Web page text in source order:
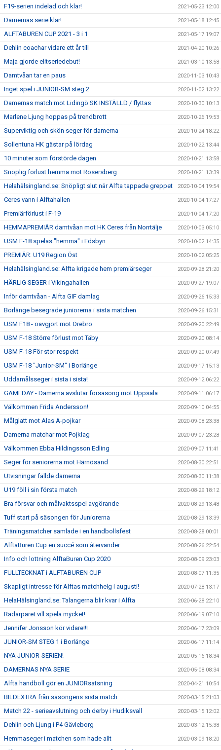
F19-serien indelad och klar! 2021-05-23 12:00
Damernas serie klar! 2021-05-18 12:45
ALFTABUREN CUP 2021 - 3 i 1 2021-05-17 19:07
Dehlin coachar vidare ett år till 2021-04-20 10:26
Maja gjorde elitseriedebut! 2021-03-10 13:58
Damtvåan tar en paus 2020-11-03 10:43
Inget spel i JUNIOR-SM steg 2 2020-11-02 13:22
Damernas match mot Lidingö SK INSTÄLLD / flyttas 2020-10-30 10:13
Marlene Ljung hoppas på trendbrott 2020-10-26 19:53
Superviktig och skön seger för damerna 2020-10-24 18:22
Sollentuna HK gästar på lördag 2020-10-22 13:44
10 minuter som förstörde dagen 2020-10-21 13:58
Snöplig förlust hemma mot Rosersberg 2020-10-21 13:39
Helahälsingland.se: Snöpligt slut när Alfta tappade greppet 2020-10-04 19:54
Ceres vann i Alftahallen 2020-10-04 17:27
Premiärförlust i F-19 2020-10-04 17:20
HEMMAPREMIÄR damtvåan mot HK Ceres från Norrtälje 2020-10-03 05:10
USM F-18 spelas "hemma" i Edsbyn 2020-10-02 14:35
PREMIÄR: U19 Region Öst 2020-10-02 05:25
Helahälsingland.se: Alfta krigade hem premiärseger 2020-09-28 21:20
HÄRLIG SEGER i Vikingahallen 2020-09-27 19:07
Inför damtvåan - Alfta GIF damlag 2020-09-26 15:33
Borlänge besegrade juniorerna i sista matchen 2020-09-26 15:31
USM F18 - oavgjort mot Örebro 2020-09-20 22:49
USM F-18 Större förlust mot Täby 2020-09-20 08:14
USM F-18 För stor respekt 2020-09-20 07:49
USM F-18 "Junior-SM" i Borlänge 2020-09-17 15:13
Uddamålsseger i sista i sista! 2020-09-12 06:22
GAMEDAY - Damerna avslutar försäsong mot Uppsala 2020-09-11 06:17
Välkommen Frida Andersson! 2020-09-10 04:55
Målglatt mot Alas A-pojkar 2020-09-08 23:38
Damerna matchar mot Pojklag 2020-09-07 23:28
Välkommen Ebba Hildingsson Edling 2020-09-07 11:41
Seger för seniorerna mot Härnösand 2020-08-30 22:51
Utvisningar fällde damerna 2020-08-30 11:38
U19 föll i sin första match 2020-08-29 18:12
Bra försvar och målvaktsspel avgörande 2020-08-29 13:48
Tuff start på säsongen för Juniorerna 2020-08-29 13:39
Träningsmatcher samlade i en handbollsfest 2020-08-28 00:01
AlftaBuren Cup en succé som återvänder 2020-08-26 22:54
Info och lottning AlftaBuren Cup 2020 2020-08-09 23:03
FULLTECKNAT i ALFTABUREN CUP 2020-08-07 11:35
Skapligt intresse för Alftas matchhelg i augusti! 2020-07-28 13:17
HelaHälsingland.se: Talangerna blir kvar i Alfta 2020-06-28 22:10
Radarparet vill spela mycket! 2020-06-19 07:10
Jennifer Jonsson kör vidare!!! 2020-06-17 23:09
JUNIOR-SM STEG 1 i Borlänge 2020-06-17 11:14
NYA JUNIOR-SERIEN! 2020-05-16 18:34
DAMERNAS NYA SERIE 2020-05-08 08:34
Alfta handboll gör en JUNIORsatsning 2020-04-21 10:54
BILDEXTRA från säsongens sista match 2020-03-15 21:03
Match 22 - serieavslutning och derby i Hudiksvall 2020-03-15 12:02
Dehlin och Ljung i P4 Gävleborg 2020-03-12 15:38
Hemmaseger i matchen som hade allt 2020-03-09 18:20